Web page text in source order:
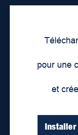
pour une
et
International